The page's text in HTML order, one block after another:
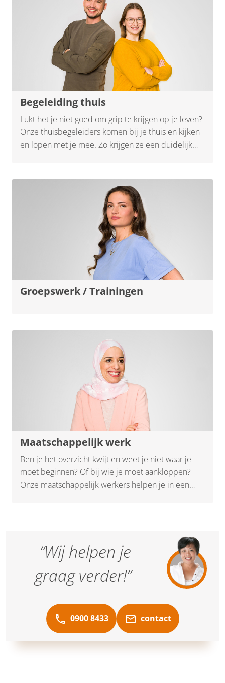
Begeleiding thuis
Lukt het je niet goed om grip te krijgen op je leven?
Onze thuisbegeleiders komen bij je thuis en kijken
en lopen met je mee. Zo krijgen ze een duidelijk
opvoeding, je administratie, je geldzaken, je relaties
of je indeling van de dag op orde te krijgen. Op een
Groepswerk / Trainingen
Maatschappelijk werk
Ben je het overzicht kwijt en weet je niet waar je
moet beginnen? Of bij wie je moet aankloppen?
Onze maatschappelijk werkers helpen je in een
en opgroeien, problemen met geld of in je relatie.
Maar ook bij gevoelens van eenzaamheid, rouw of
somberheid.
“Wij helpen je
graag verder!”
0900 8433 contact